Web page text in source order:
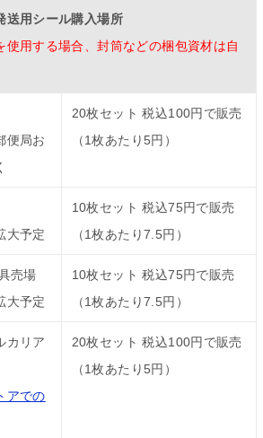
送用シール購入場所
使用する場合、封筒などの梱包資材は自
便局お
20枚セット 税込100円で販売
（1枚あたり5円）
大予定
10枚セット 税込75円で販売
（1枚あたり7.5円）
売場
大予定
10枚セット 税込75円で販売
（1枚あたり7.5円）
カリア
アでの
20枚セット 税込100円で販売
（1枚あたり5円）